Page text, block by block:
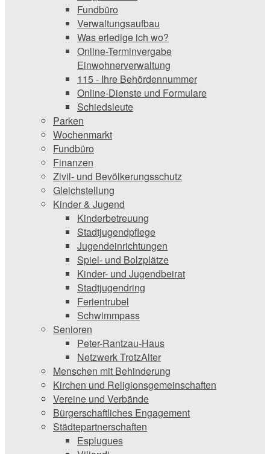
Fundbüro
Verwaltungsaufbau
Was erledige ich wo?
Online-Terminvergabe
Einwohnerverwaltung
115 - Ihre Behördennummer
Online-Dienste und Formulare
Schiedsleute
Parken
Wochenmarkt
Fundbüro
Finanzen
Zivil- und Bevölkerungsschutz
Gleichstellung
Kinder & Jugend
Kinderbetreuung
Stadtjugendpflege
Jugendeinrichtungen
Spiel- und Bolzplätze
Kinder- und Jugendbeirat
Stadtjugendring
Ferientrubel
Schwimmpass
Senioren
Peter-Rantzau-Haus
Netzwerk TrotzAlter
Menschen mit Behinderung
Kirchen und ­Religionsgemeinschaften
Vereine und Verbände
Bürgerschaftliches Engagement
Städtepartnerschaften
Esplugues